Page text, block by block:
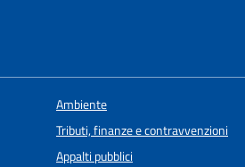
Ambiente
Tributi, finanze e contravvenzioni
Appalti pubblici